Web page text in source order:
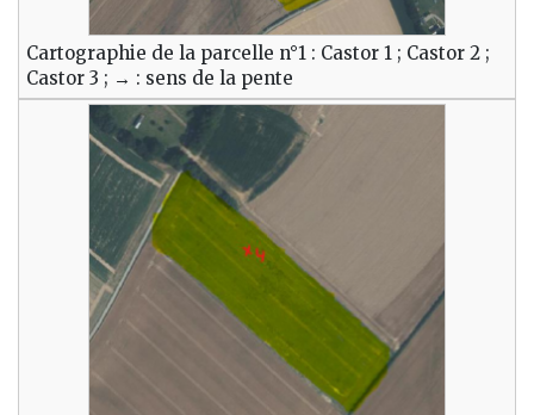
Cartographie de la parcelle n°1 : Castor 1 ; Castor 2 ;
Castor 3 ; → : sens de la pente